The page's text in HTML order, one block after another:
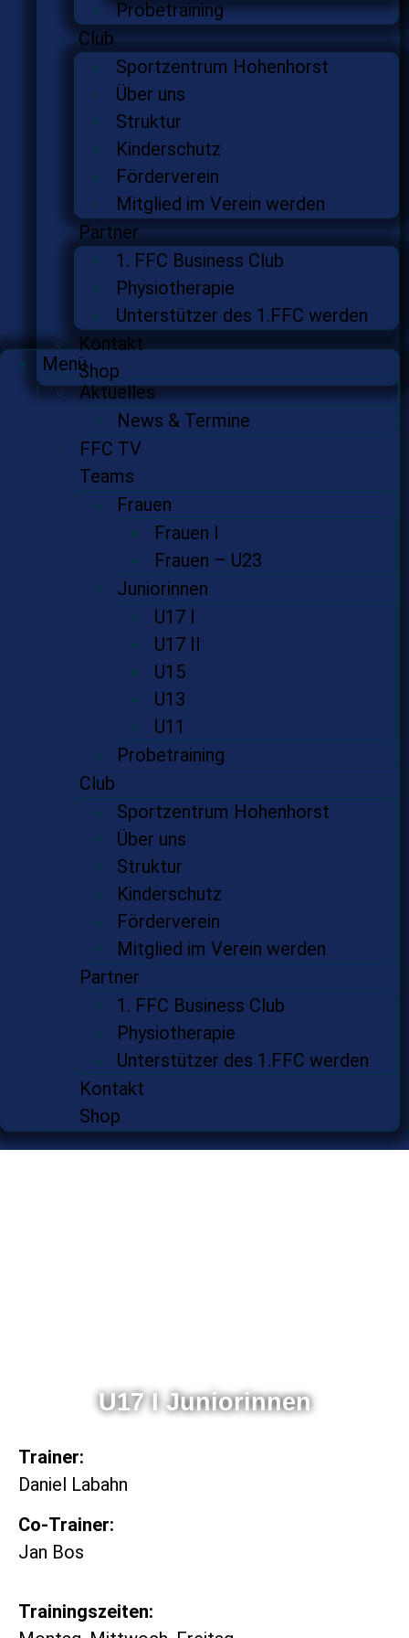
Probetraining
Club
Sportzentrum Hohenhorst
Über uns
Struktur
Kinderschutz
Förderverein
Mitglied im Verein werden
Partner
1. FFC Business Club
Physiotherapie
Unterstützer des 1.FFC werden
Kontakt
Shop
Menü
Aktuelles
News & Termine
FFC TV
Teams
Frauen
Frauen I
Frauen – U23
Juniorinnen
U17 I
U17 II
U15
U13
U11
Probetraining
Club
Sportzentrum Hohenhorst
Über uns
Struktur
Kinderschutz
Förderverein
Mitglied im Verein werden
Partner
1. FFC Business Club
Physiotherapie
Unterstützer des 1.FFC werden
Kontakt
Shop
U17 I Juniorinnen
Trainer:
Daniel Labahn
Co-Trainer:
Jan Bos
Trainingszeiten: